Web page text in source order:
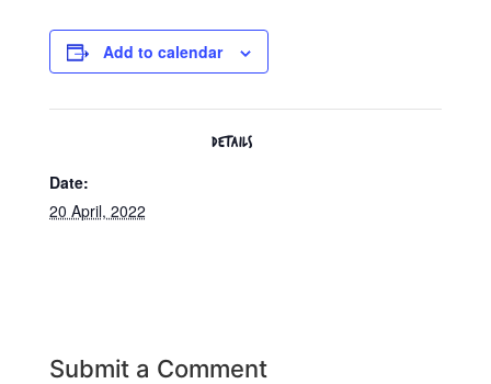
Add to calendar
DETAILS
Date:
20 April, 2022
Submit a Comment